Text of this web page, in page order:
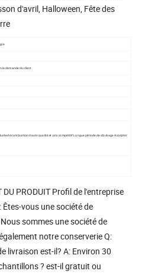
d'avril, Halloween, Fête des
la demande du client
de combustion Haute qualité et prix compétitif Longue période de stockage Accepter
PRODUIT Profil de l'entreprise
Êtes-vous une société de
sommes une société de
notre conserverie Q:
livraison est-il? A: Environ 30
? est-il gratuit ou